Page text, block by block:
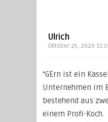
Ulrich
Oktober 25, 2020
“GErn ist ein
Unternehmen im
bestehend aus
einem Profi-Koch.